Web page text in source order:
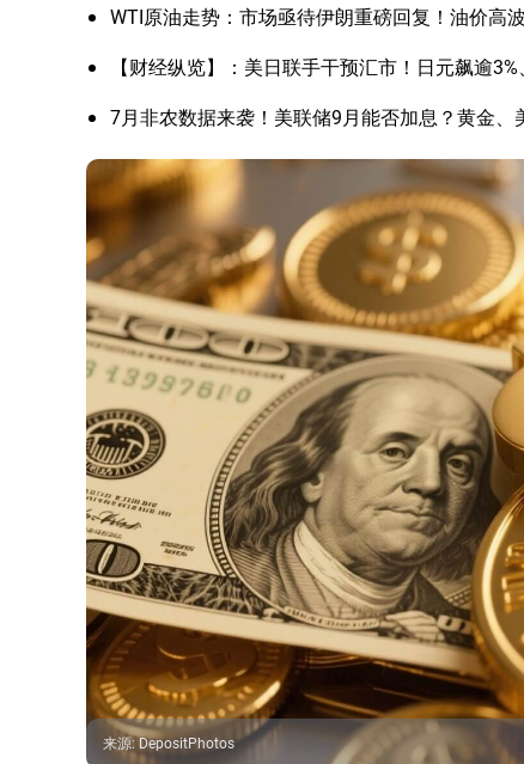
WTI原油走势：市场亟待伊朗重磅回复！油价高
【财经纵览】：美日联手干预汇市！日元飙逾
7月非农数据来袭！美联储9月能否加息？黄金、
来源:DepositPhotos